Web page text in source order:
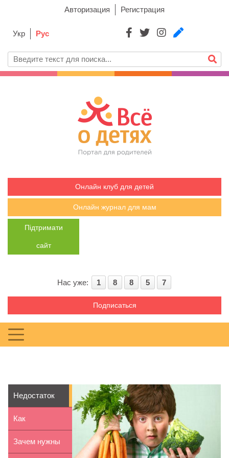
Авторизация Регистрация
Укр Рус
Онлайн клуб для детей
Онлайн журнал для мам
Підтримати
сайт
Нас уже: 1 8 8 5 7
Подписаться
Недостаток
витаминов у
детей
Как
организовать
Зачем нужны